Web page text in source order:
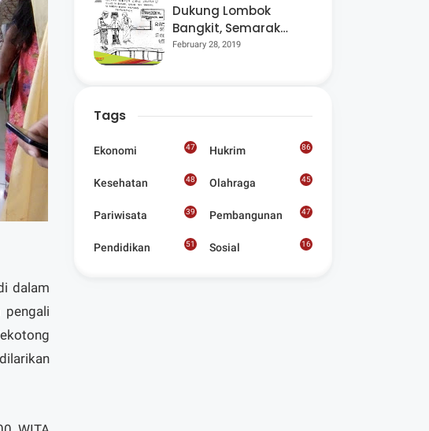
dalam
Kegiatan Posyandu
Dukung Lombok
Bangkit, Semarak
Pesta Rakyat
Seniman Di Lombok
February 28, 2019
Tags
Ekonomi 47 Hukrim 86
Kesehatan 48 Olahraga 45
Pariwisata 39 Pembangunan 47
Pendidikan 51 Sosial
16